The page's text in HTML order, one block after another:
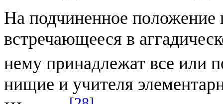
На подчиненное положение
встречающееся в
нему принадлежат все или
нищие и учителя